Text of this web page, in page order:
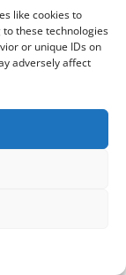
like cookies to
these technologies
or unique IDs on
adversely affect
группе
как
об